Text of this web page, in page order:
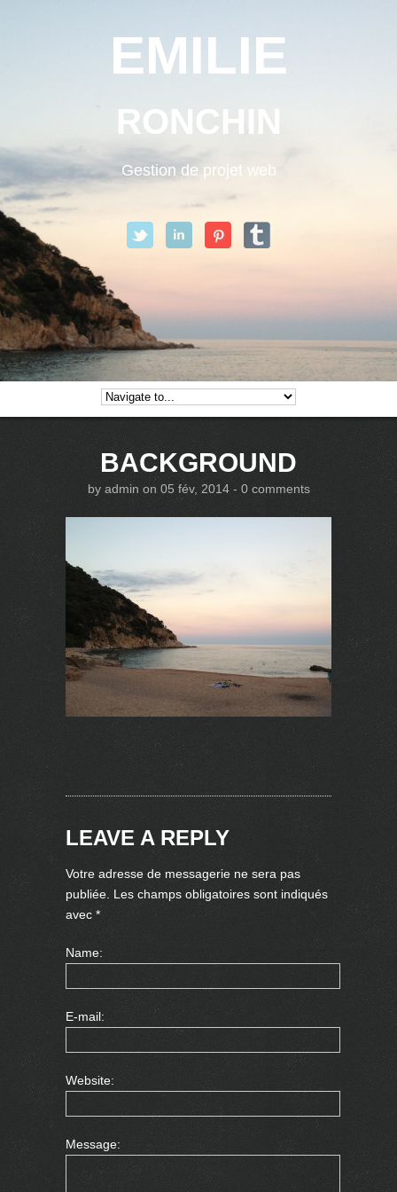
EMILIE
RONCHIN
Gestion de projet web
BACKGROUND
by admin on 05 fév, 2014 - 0 comments
LEAVE A REPLY
Votre adresse de messagerie ne sera pas
publiée. Les champs obligatoires sont indiqués
avec *
Name:
E-mail:
Website:
Message: